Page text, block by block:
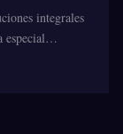
integrales
especial…